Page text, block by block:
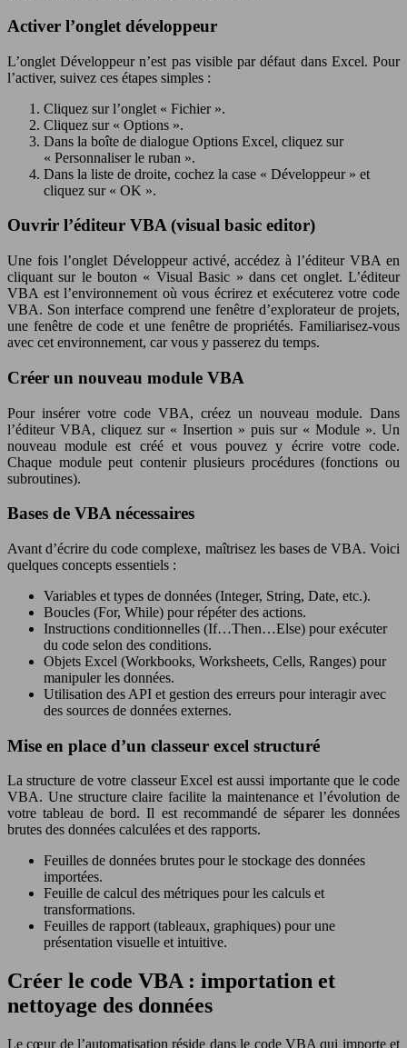
Activer l’onglet développeur
L’onglet Développeur n’est pas visible par défaut dans Excel. Pour
l’activer, suivez ces étapes simples :
Cliquez sur l’onglet « Fichier ».
Cliquez sur « Options ».
Dans la boîte de dialogue Options Excel, cliquez sur
« Personnaliser le ruban ».
Dans la liste de droite, cochez la case « Développeur » et
cliquez sur « OK ».
Ouvrir l’éditeur VBA (visual basic editor)
Une fois l’onglet Développeur activé, accédez à l’éditeur VBA en
cliquant sur le bouton « Visual Basic » dans cet onglet. L’éditeur
VBA est l’environnement où vous écrirez et exécuterez votre code
VBA. Son interface comprend une fenêtre d’explorateur de projets,
une fenêtre de code et une fenêtre de propriétés. Familiarisez-vous
avec cet environnement, car vous y passerez du temps.
Créer un nouveau module VBA
Pour insérer votre code VBA, créez un nouveau module. Dans
l’éditeur VBA, cliquez sur « Insertion » puis sur « Module ». Un
nouveau module est créé et vous pouvez y écrire votre code.
Chaque module peut contenir plusieurs procédures (fonctions ou
subroutines).
Bases de VBA nécessaires
Avant d’écrire du code complexe, maîtrisez les bases de VBA. Voici
quelques concepts essentiels :
Variables et types de données (Integer, String, Date, etc.).
Boucles (For, While) pour répéter des actions.
Instructions conditionnelles (If…Then…Else) pour exécuter
du code selon des conditions.
Objets Excel (Workbooks, Worksheets, Cells, Ranges) pour
manipuler les données.
Utilisation des API et gestion des erreurs pour interagir avec
des sources de données externes.
Mise en place d’un classeur excel structuré
La structure de votre classeur Excel est aussi importante que le code
VBA. Une structure claire facilite la maintenance et l’évolution de
votre tableau de bord. Il est recommandé de séparer les données
brutes des données calculées et des rapports.
Feuilles de données brutes pour le stockage des données
importées.
Feuille de calcul des métriques pour les calculs et
transformations.
Feuilles de rapport (tableaux, graphiques) pour une
présentation visuelle et intuitive.
Créer le code VBA : importation et
nettoyage des données
Le cœur de l’automatisation réside dans le code VBA qui importe et